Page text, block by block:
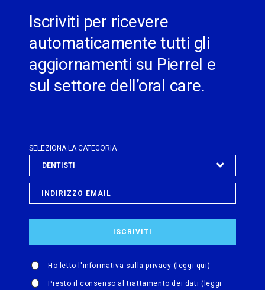
Iscriviti per ricevere
automaticamente tutti gli
aggiornamenti su Pierrel e
sul settore dell’oral care.
SELEZIONA LA CATEGORIA
Ho letto l'informativa sulla privacy (leggi qui)
Presto il consenso al trattamento dei dati (leggi